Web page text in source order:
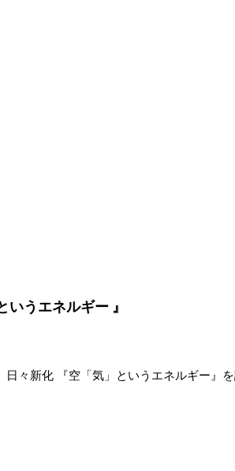
。」とかけてきたり。。 posted at
うエネルギー 』
々新化 『空「気」というエネルギー』